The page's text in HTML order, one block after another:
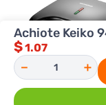
Achiote Keiko
$1.07
＋
－